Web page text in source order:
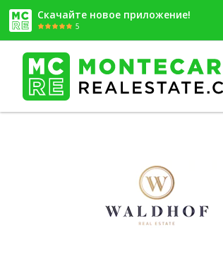
Скачайте новое приложение!
5